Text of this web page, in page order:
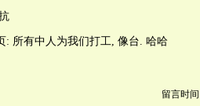
: 所有中人为我们打工, 像台. 哈哈
留言时间